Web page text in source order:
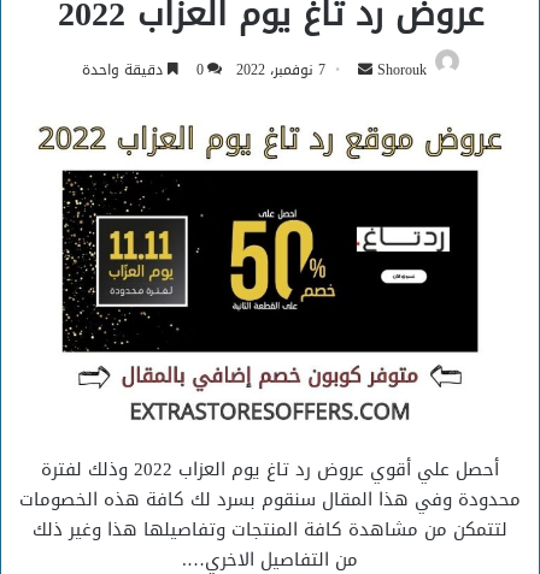
عروض رد تاغ يوم العزاب 2022
Shorouk
أرسل
إلكترونيا
7 نوفمبر، 2022 0 دقيقة واحدة
أحصل علي أقوي عروض رد تاغ يوم العزاب 2022 وذلك لفترة
محدودة وفي هذا المقال سنقوم بسرد لك كافة هذه الخصومات
لتتمكن من مشاهدة كافة المنتجات وتفاصيلها هذا وغير ذلك
من التفاصيل الاخري….